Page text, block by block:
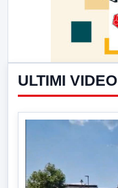
ULTIMI VIDEO